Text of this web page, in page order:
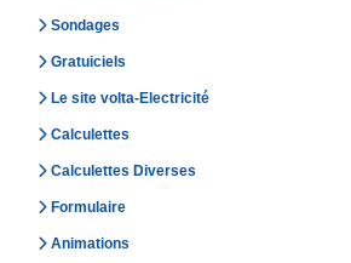
Sondages
Gratuiciels
Le site volta-Electricité
Calculettes
Calculettes Diverses
Formulaire
Animations